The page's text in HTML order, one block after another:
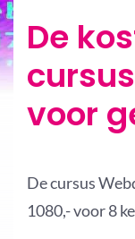
De
voor
De cursus
1080,- voor 8